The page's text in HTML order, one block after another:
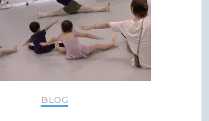
BLOG